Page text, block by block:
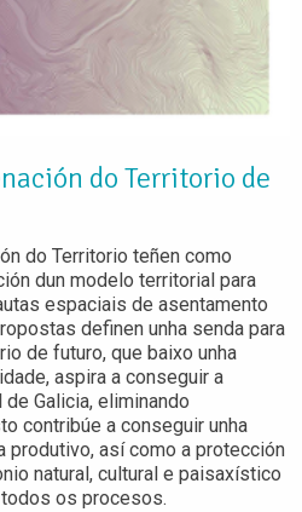
do Territorio de
do Territorio teñen como
dun modelo territorial para
espaciais de asentamento
definen unha senda para
de futuro, que baixo unha
aspira a conseguir a
Galicia, eliminando
contribúe a conseguir unha
así como a protección
natural, cultural e paisaxístico
os procesos.